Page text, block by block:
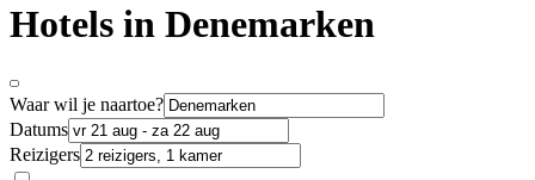
Hotels in Denemarken
Waar wil je naartoe?
Datums
Reizigers